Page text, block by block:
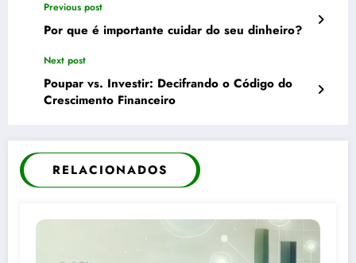
Previous post
Por que é importante cuidar do seu dinheiro?
Next post
Poupar vs. Investir: Decifrando o Código do
Crescimento Financeiro
RELACIONADOS